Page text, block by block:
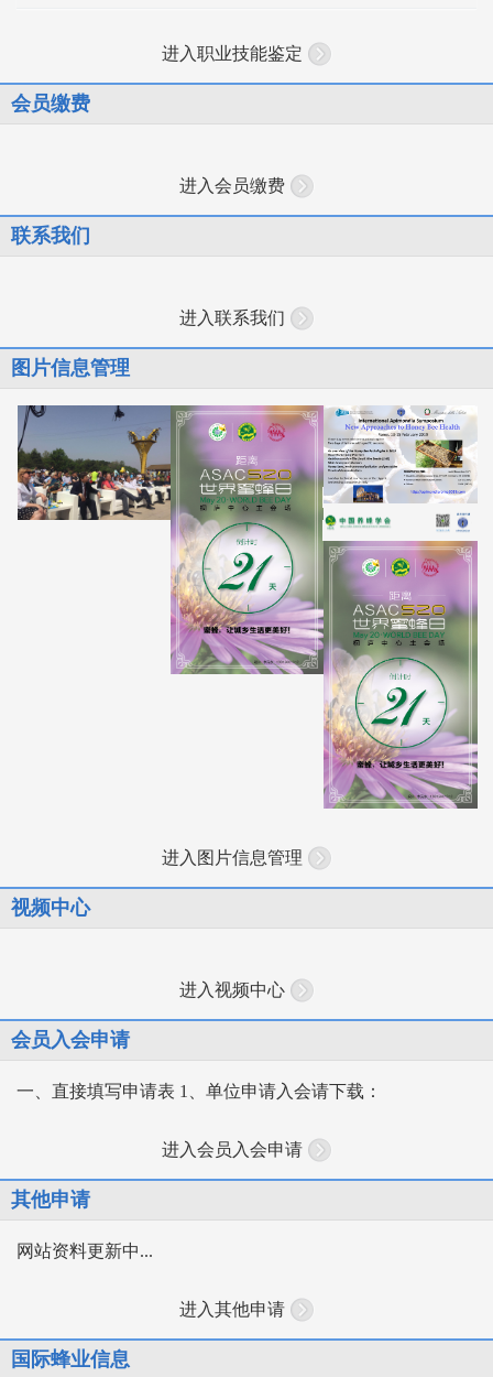
进入职业技能鉴定
会员缴费
进入会员缴费
联系我们
进入联系我们
图片信息管理
进入图片信息管理
视频中心
进入视频中心
会员入会申请
一、直接填写申请表 1、单位申请入会请下载：
进入会员入会申请
其他申请
网站资料更新中...
进入其他申请
国际蜂业信息